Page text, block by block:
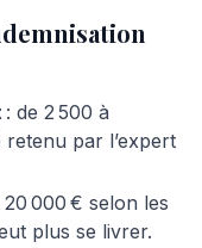
: de 2 500 à
retenu par l’expert
20 000 € selon les
plus se livrer.